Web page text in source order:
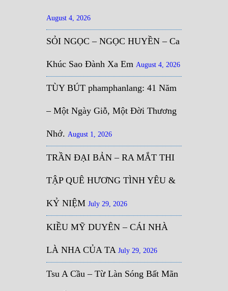
August 4, 2026
SỎI NGỌC – NGỌC HUYỀN – Ca
Khúc Sao Đành Xa Em August 4, 2026
TÙY BÚT phamphanlang: 41 Năm
– Một Ngày Giỗ, Một Đời Thương
Nhớ. August 1, 2026
TRẦN ĐẠI BẢN – RA MẮT THI
TẬP QUÊ HƯƠNG TÌNH YÊU &
KỶ NIỆM July 29, 2026
KIỀU MỸ DUYÊN – CÁI NHÀ
LÀ NHA CỦA TA July 29, 2026
Tsu A Cầu – Từ Làn Sóng Bất Mãn